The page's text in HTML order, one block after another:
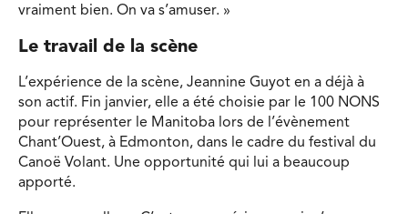
vraiment bien. On va s’amuser. »
Le travail de la scène
L’expérience de la scène, Jeannine Guyot en a déjà à
son actif. Fin janvier, elle a été choisie par le 100 NONS
pour représenter le Manitoba lors de l’évènement
Chant’Ouest, à Edmonton, dans le cadre du festival du
Canoë Volant. Une opportunité qui lui a beaucoup
apporté.